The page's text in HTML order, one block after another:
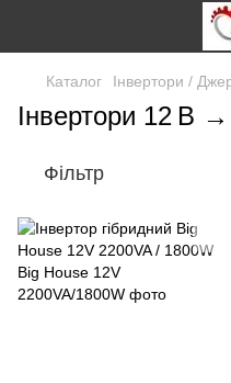
Каталог Інвертори /
Інвертори 12 В
Фільтр